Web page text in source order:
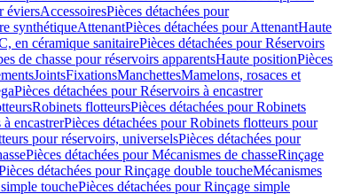
éviersAccessoiresPièces détachées pour
synthétiqueAttenantPièces détachées pour AttenantHaute
en céramique sanitairePièces détachées pour Réservoirs
de chasse pour réservoirs apparentsHaute positionPièces
JointsFixationsManchettesMamelons, rosaces et
Pièces détachées pour Réservoirs à encastrer
Robinets flotteursPièces détachées pour Robinets
encastrerPièces détachées pour Robinets flotteurs pour
pour réservoirs, universelsPièces détachées pour
Pièces détachées pour Mécanismes de chasseRinçage
détachées pour Rinçage double toucheMécanismes
touchePièces détachées pour Rinçage simple